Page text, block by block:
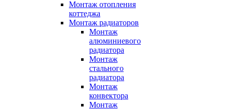
Монтаж отопления
коттеджа
Монтаж радиаторов
Монтаж
алюминиевого
радиатора
Монтаж
стального
радиатора
Монтаж
конвектора
Монтаж